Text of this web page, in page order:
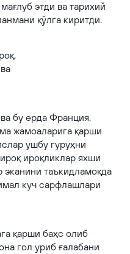
этди ва тарихий
қўлга киритди.
бу ерда Франция,
жамоаларига қарши
ушбу гуруҳни
ироқликлар яхши
эканини таъкидламоқда
куч сарфлашлари
қарши баҳс олиб
гол уриб ғалабани